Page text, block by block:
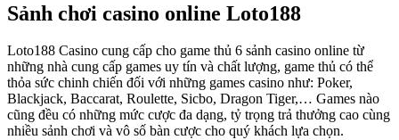
Sảnh chơi casino online Loto188
Loto188 Casino cung cấp cho game thủ 6 sảnh casino online từ
những nhà cung cấp games uy tín và chất lượng, game thủ có thể
thỏa sức chinh chiến đối với những games casino như: Poker,
Blackjack, Baccarat, Roulette, Sicbo, Dragon Tiger,… Games nào
cũng đều có những mức cược đa dạng, tỷ trọng trả thưởng cao cùng
nhiều sảnh chơi và vô số bàn cược cho quý khách lựa chọn.